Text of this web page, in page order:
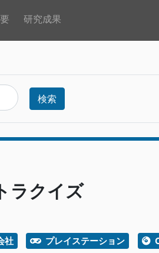
研究成果
検索
ラクイズ
社 プレイステーション